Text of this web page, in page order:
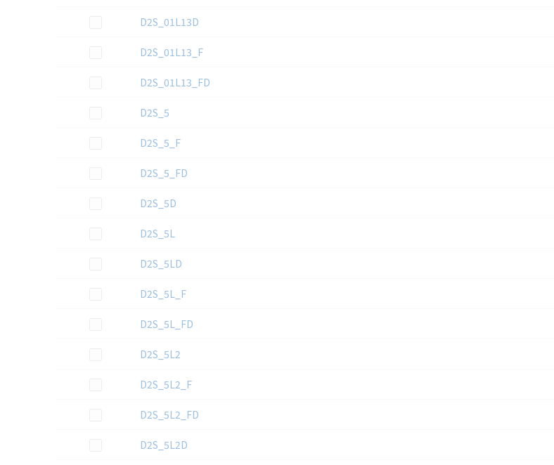
この資料を選択D2S_01L13D
この資料を選択D2S_01L13_F
この資料を選択D2S_01L13_FD
この資料を選択
D2S_5
この資料を選択
D2S_5_F
この資料を選択
D2S_5_FD
この資料を選択
D2S_5D
この資料を選択
D2S_5L
この資料を選択
D2S_5LD
この資料を選択
D2S_5L_F
この資料を選択
D2S_5L_FD
この資料を選択
D2S_5L2
この資料を選択
D2S_5L2_F
この資料を選択D2S_5L2_FD
この資料を選択
D2S_5L2D